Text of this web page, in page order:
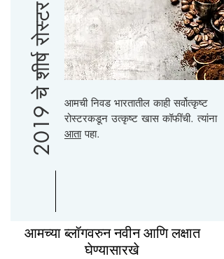
2019 चे शीर्ष रोस्टर
आमची निवड भारतातील काही सर्वोत्कृष्ट
रोस्टरकडून उत्कृष्ट खास कॉफींची. त्यांना
आतापहा.
आमच्या ब्लॉगवरुन नवीन आणि लक्षात
घेण्यासारखे